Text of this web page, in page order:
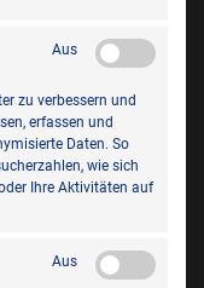
öffnet sich der FAST
Arbeitspakete
den Kilometerstand
in die Fahrzeugakte
Aus
zu verbessern und
erfassen und
Daten. So
wie sich
Ihre Aktivitäten auf
Aus